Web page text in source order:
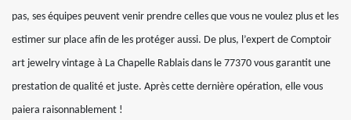
pas, ses équipes peuvent venir prendre celles que vous ne voulez plus et les
estimer sur place afin de les protéger aussi. De plus, l’expert de Comptoir
art jewelry vintage à La Chapelle Rablais dans le 77370 vous garantit une
prestation de qualité et juste. Après cette dernière opération, elle vous
paiera raisonnablement !